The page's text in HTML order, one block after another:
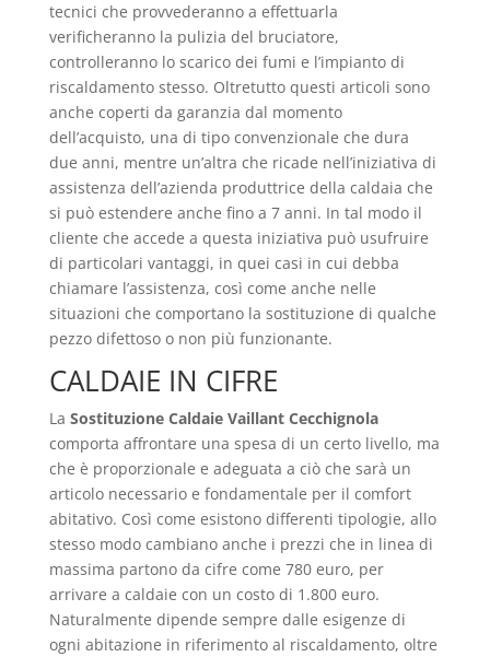
tecnici che provvederanno a effettuarla
verificheranno la pulizia del bruciatore,
controlleranno lo scarico dei fumi e l’impianto di
riscaldamento stesso. Oltretutto questi articoli sono
anche coperti da garanzia dal momento
dell’acquisto, una di tipo convenzionale che dura
due anni, mentre un’altra che ricade nell’iniziativa di
assistenza dell’azienda produttrice della caldaia che
si può estendere anche fino a 7 anni. In tal modo il
cliente che accede a questa iniziativa può usufruire
di particolari vantaggi, in quei casi in cui debba
chiamare l’assistenza, così come anche nelle
situazioni che comportano la sostituzione di qualche
pezzo difettoso o non più funzionante.
CALDAIE IN CIFRE
La Sostituzione Caldaie Vaillant Cecchignola
comporta affrontare una spesa di un certo livello, ma
che è proporzionale e adeguata a ciò che sarà un
articolo necessario e fondamentale per il comfort
abitativo. Così come esistono differenti tipologie, allo
stesso modo cambiano anche i prezzi che in linea di
massima partono da cifre come 780 euro, per
arrivare a caldaie con un costo di 1.800 euro.
Naturalmente dipende sempre dalle esigenze di
ogni abitazione in riferimento al riscaldamento, oltre